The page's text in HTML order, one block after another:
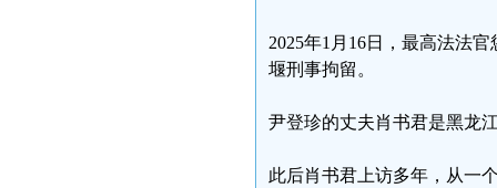
2025年1月16日，最高法法
堰刑事拘留。
尹登珍的丈夫肖书君是黑龙
此后肖书君上访多年，从一